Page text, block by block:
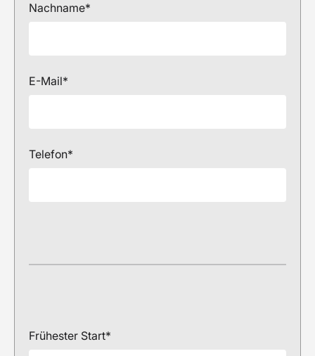
Nachname*
E-Mail*
Telefon*
Frühester Start*